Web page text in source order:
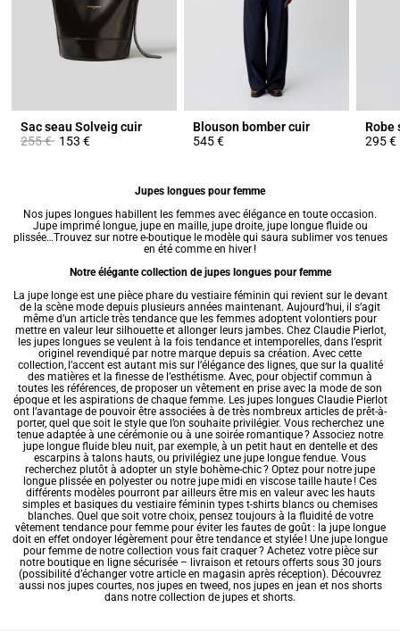
Sac seau Solveig cuir
Prix réduit à partir de
255 €à153 €
Blouson bomber cuir
545 €
Robe
295 €
Jupes longues pour femme
Nos jupes longues habillent les femmes avec élégance en toute occasion.
Jupe imprimélongue, jupe en maille, jupe droite, jupe longue fluide ou
plissée…Trouvez sur notre e-boutique le modèle qui saura sublimer vos tenues
en été comme en hiver !
Notre élégante collection de jupes longues pour femme
La jupe longe est une pièce phare du vestiaire féminin qui revient sur le devant
de la scène mode depuis plusieurs années maintenant. Aujourd’hui, il s’agit
même d’un article très tendance que les femmes adoptent volontiers pour
mettre en valeur leur silhouette et allonger leurs jambes. Chez Claudie Pierlot,
les jupes longues se veulent à la fois tendance et intemporelles, dans l’esprit
originel revendiqué par notre marque depuis sa création. Avec cette
collection, l’accent est autant mis sur l’élégance des lignes, que sur la qualité
des matières et la finesse de l’esthétisme. Avec, pour objectif commun à
toutes les références, de proposer un vêtement en prise avec la mode de son
époque et les aspirations de chaque femme. Les jupes longues Claudie Pierlot
ont l’avantage de pouvoir être associées à de très nombreux articles de prêt-à-
porter, quel que soit le style que l’on souhaite privilégier. Vous recherchez une
tenue adaptée à une cérémonie ou à une soirée romantique ? Associez notre
jupe longue fluide bleu nuit, par exemple, à un petit haut en dentelle et des
escarpins à talons hauts, ou privilégiez une jupe longue fendue. Vous
recherchez plutôt à adopter un style bohème-chic ? Optez pour notre jupe
longue plissée en polyester ou notre jupe midi en viscose taille haute ! Ces
différents modèles pourront par ailleurs être mis en valeur avec les hauts
simples et basiques du vestiaire féminin types t-shirts blancs ou chemises
blanches. Quel que soit votre choix, pensez toujours à la fluidité de votre
vêtement tendance pour femmepour éviter les fautes de goût : la jupe longue
doit en effet ondoyer légèrement pour être tendance et stylée ! Une jupe longue
pour femme de notre collection vous fait craquer ? Achetez votre pièce sur
notre boutique en ligne sécurisée – livraison et retours offerts sous 30 jours
(possibilité d’échanger votre article en magasin après réception). Découvrez
aussi nos jupes courtes, nos jupes en tweed, nos jupes en jean et nos shorts
dans notre collection de jupes et shorts.